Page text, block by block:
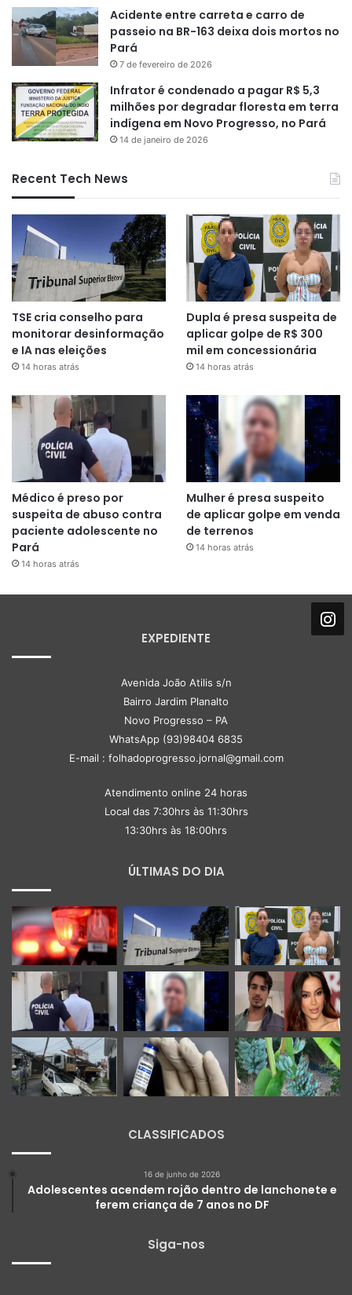
Acidente entre carreta e carro de
passeio na BR-163 deixa dois mortos no
Pará
7 de fevereiro de 2026
Infrator é condenado a pagar R$ 5,3
milhões por degradar floresta em terra
indígena em Novo Progresso, no Pará
14 de janeiro de 2026
Recent Tech News
TSE cria conselho para
monitorar desinformação
e IA nas eleições
14 horas atrás
Dupla é presa suspeita de
aplicar golpe de R$ 300
mil em concessionária
14 horas atrás
Médico é preso por
suspeita de abuso contra
paciente adolescente no
Pará
14 horas atrás
Mulher é presa suspeito
de aplicar golpe em venda
de terrenos
14 horas atrás
EXPEDIENTE
Avenida João Atilis s/n
Bairro Jardim Planalto
Novo Progresso – PA
WhatsApp (93)98404 6835
E-mail : folhadoprogresso.jornal@gmail.com
Atendimento online 24 horas
Local das 7:30hrs às 11:30hrs
13:30hrs às 18:00hrs
ÚLTIMAS DO DIA
CLASSIFICADOS
16 de junho de 2026
Adolescentes acendem rojão dentro de lanchonete e
ferem criança de 7 anos no DF
Siga-nos